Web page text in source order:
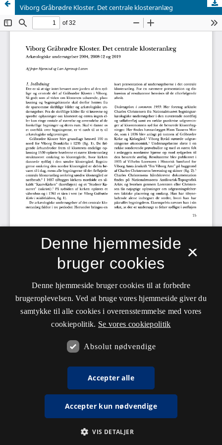
Viborg Gråbrødre Kloster. Det centrale klosteranlæg
×
Denne hjemmeside
bruger cookies
Denne hjemmeside bruger cookies til at forbedre
brugeroplevelsen. Ved at bruge vores hjemmeside giver du
samtykke til alle cookies i overensstemmelse med vores
cookiepolitik. Se vores cookiepolitik
Absolut nødvendige
Accepter alle
Accepter kun nødvendige
VIS DETALJER